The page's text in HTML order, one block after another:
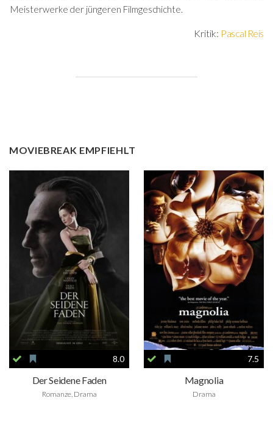
Meisterwerke der jüngeren Filmgeschichte.
Kritik: Pascal Reis
MOVIEBREAK EMPFIEHLT
8.0
Der Seidene Faden
Romanze, Drama
7.5
Magnolia
Drama